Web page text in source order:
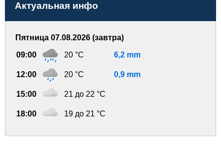
Актуальная инфо
Пятница 07.08.2026 (завтра)
09:00 20 °C 6,2 mm
12:00 20 °C 0,9 mm
15:00 21 до 22 °C
18:00 19 до 21 °C